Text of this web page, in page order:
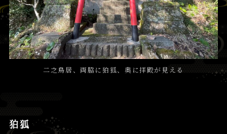
二之鳥居、両脇に狛狐、奥に拝殿が見える
狛狐